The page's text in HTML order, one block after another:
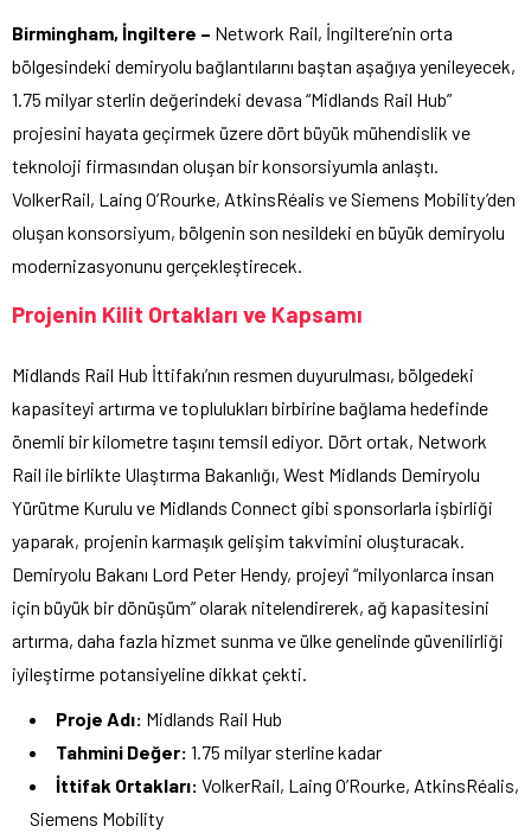
Birmingham, İngiltere – Network Rail, İngiltere’nin orta
bölgesindeki demiryolu bağlantılarını baştan aşağıya yenileyecek,
1.75 milyar sterlin değerindeki devasa “Midlands Rail Hub”
projesini hayata geçirmek üzere dört büyük mühendislik ve
teknoloji firmasından oluşan bir konsorsiyumla anlaştı.
VolkerRail, Laing O’Rourke, AtkinsRéalis ve Siemens Mobility’den
oluşan konsorsiyum, bölgenin son nesildeki en büyük demiryolu
modernizasyonunu gerçekleştirecek.
Projenin Kilit Ortakları ve Kapsamı
Midlands Rail Hub İttifakı’nın resmen duyurulması, bölgedeki
kapasiteyi artırma ve toplulukları birbirine bağlama hedefinde
önemli bir kilometre taşını temsil ediyor. Dört ortak, Network
Rail ile birlikte Ulaştırma Bakanlığı, West Midlands Demiryolu
Yürütme Kurulu ve Midlands Connect gibi sponsorlarla işbirliği
yaparak, projenin karmaşık gelişim takvimini oluşturacak.
Demiryolu Bakanı Lord Peter Hendy, projeyi “milyonlarca insan
için büyük bir dönüşüm” olarak nitelendirerek, ağ kapasitesini
artırma, daha fazla hizmet sunma ve ülke genelinde güvenilirliği
iyileştirme potansiyeline dikkat çekti.
Proje Adı: Midlands Rail Hub
Tahmini Değer: 1.75 milyar sterline kadar
İttifak Ortakları: VolkerRail, Laing O’Rourke, AtkinsRéalis,
Siemens Mobility